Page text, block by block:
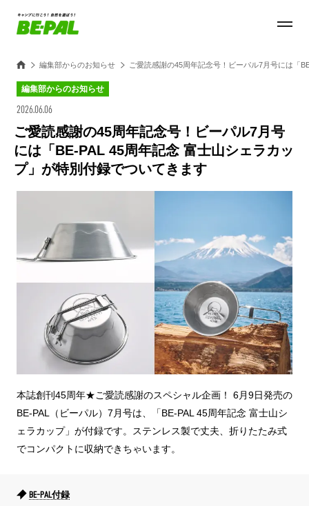
編集部からのお知らせ ご愛読感謝の45周年記念号！ビーパル7月号には「
編集部からのお知らせ
2026.06.06
ご愛読感謝の45周年記念号！ビーパル7月号
には「BE-PAL 45周年記念 富士山シェラカッ
プ」が特別付録でついてきます
本誌創刊45周年★ご愛読感謝のスペシャル企画！ 6月9日発売の
BE-PAL（ビーパル）7月号は、「BE-PAL 45周年記念 富士山シ
ェラカップ」が付録です。ステンレス製で丈夫、折りたたみ式
でコンパクトに収納できちゃいます。
BE-PAL付録